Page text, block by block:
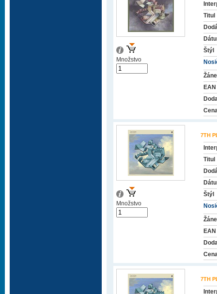
Titul
Štýl
EAN
Množstvo
7TH
Titul
Štýl
EAN
Množstvo
7TH